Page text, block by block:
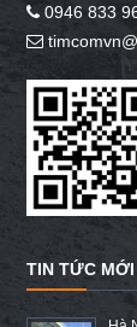
0946 833
TIN TỨC